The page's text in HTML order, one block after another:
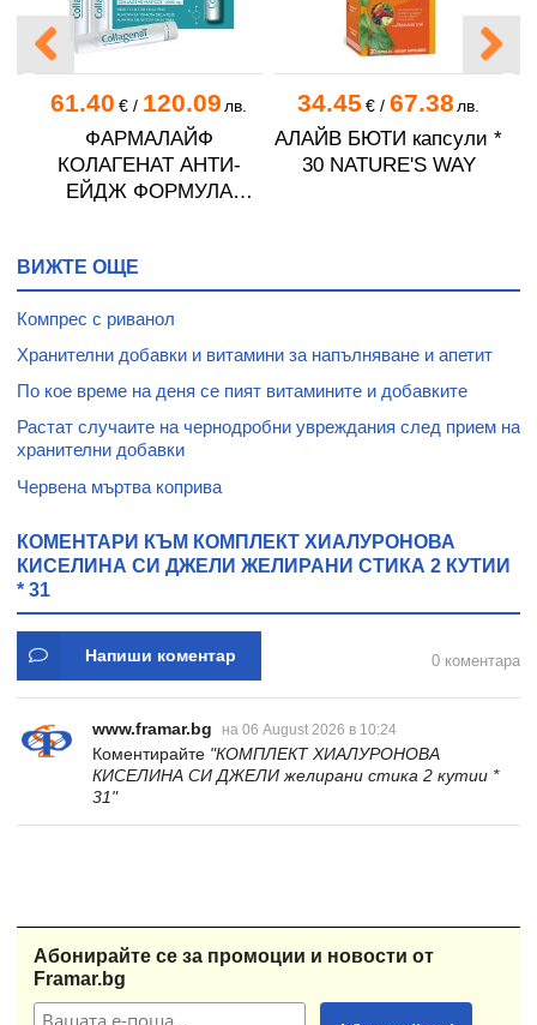
61.40 €/ 120.09 лв.
ФАРМАЛАЙФ
КОЛАГЕНАТ АНТИ-
ЕЙДЖ ФОРМУЛА
34.45 €/ 67.38 лв.
АЛАЙВ БЮТИ капсули *
30 NATURE'S WAY
ВИЖТЕ ОЩЕ
Компрес с риванол
Хранителни добавки и витамини за напълняване и апетит
По кое време на деня се пият витамините и добавките
Растат случаите на чернодробни увреждания след прием на
хранителни добавки
Червена мъртва коприва
КОМЕНТАРИ КЪМ КОМПЛЕКТ ХИАЛУРОНОВА
КИСЕЛИНА СИ ДЖЕЛИ ЖЕЛИРАНИ СТИКА 2 КУТИИ
* 31
Напиши коментар 0 коментара
www.framar.bg на 06 August 2026 в 10:24
Коментирайте "КОМПЛЕКТ ХИАЛУРОНОВА
КИСЕЛИНА СИ ДЖЕЛИ желирани стика 2 кутии *
31"
Абонирайте се за промоции и новости от
Framar.bg